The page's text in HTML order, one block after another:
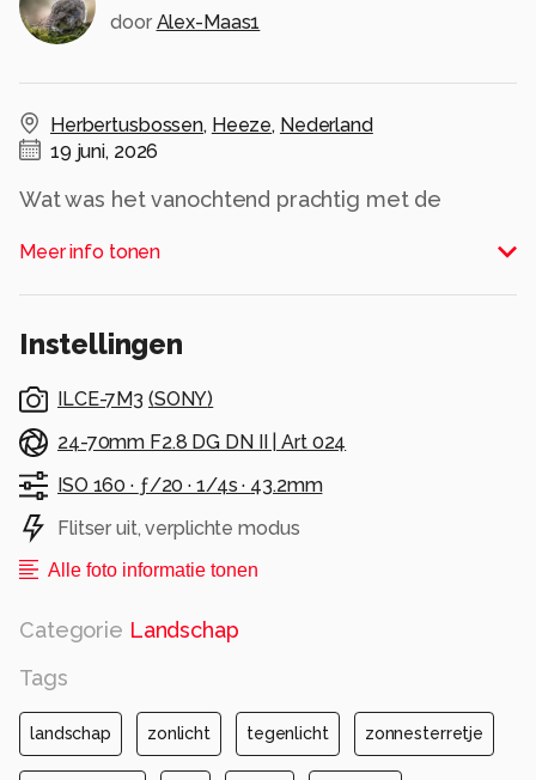
door Alex-Maas1
Herbertusbossen, Heeze, Nederland
19 juni, 2026
Wat was het vanochtend prachtig met de
heeft geonweerd..
Meer info tonen
Instellingen
ILCE-7M3 (SONY)
24-70mm F2.8 DG DN II | Art 024
ISO 160 · ƒ/20 · 1/4s · 43.2mm
Flitser uit, verplichte modus
Alle foto informatie tonen
Categorie Landschap
Tags
landschap zonlicht tegenlicht zonnesterretje